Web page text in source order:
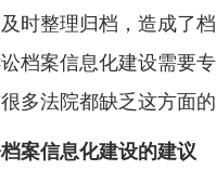
时整理归档，造成了
档案信息化建设需要
多法院都缺乏这方面
信息化建设的建议